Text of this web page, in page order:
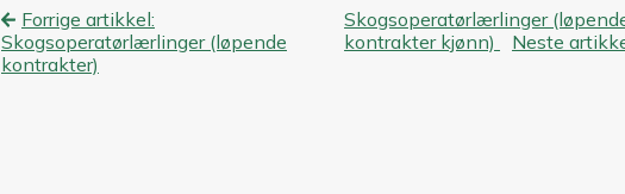
Innleggsnavigasjon
Forrige artikkel:
Skogsoperatørlærlinger (løpende
kontrakter)
Skogsoperatørlærlinger
kontrakter kjønn)
Neste